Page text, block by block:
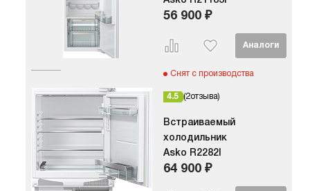
56 900 ₽
Снят с производства
4.5 2отзыва
Встраиваемый
холодильник
Asko R2282I
64 900 ₽